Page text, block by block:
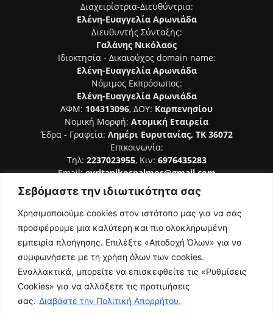
Σεβόμαστε την ιδιωτικότητα σας
Χρησιμοποιούμε cookies στον ιστότοπο μας για να σας
προσφέρουμε μια καλύτερη και πιο ολοκληρωμένη
εμπειρία πλοήγησης. Επιλέξτε «Αποδοχή Όλων» για να
συμφωνήσετε με τη χρήση όλων των cookies.
Εναλλακτικά, μπορείτε να επισκεφθείτε τις «Ρυθμίσεις
Cookies» για να αλλάξετε τις προτιμήσεις
σας. Διαβάστε την Πολιτική Απορρήτου.
Διαχειρίστρια-Διευθύντρια:
Ελένη-Ευαγγελία Αρωνιάδα
Διευθυντής Σύνταξης:
Γαλάνης Νικόλαος
Ιδιοκτησία - Δικαιούχος domain name:
Ελένη-Ευαγγελία Αρωνιάδα
Νόμιμος Εκπρόσωπος:
Ελένη-Ευαγγελία Αρωνιάδα
ΑΦΜ: 104313096, ΔΟΥ: Καρπενησίου
Νομική Μορφή: Ατομική Εταιρεία
Έδρα - Γραφεία: Λημέρι Ευρυτανίας, ΤΚ 36072
Επικοινωνία:
Τηλ: 2237023955, Κιν: 6976435283
Email:evritanikospalmos@gmail.com
Αριθμός Πιστοποίησης Μ.Η.Τ. 242044
ΑΚΟΛΟΥΘΗΣΕ ΜΑΣ